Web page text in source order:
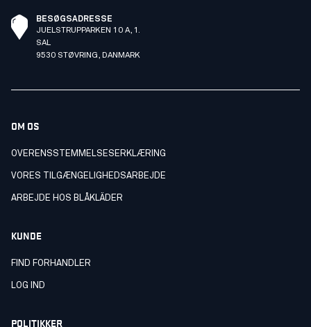
BESØGSADRESSE
JUELSTRUPPARKEN 10 A, 1.
SAL
9530 STØVRING, DANMARK
OM OS
OVERENSSTEMMELSESERKLÆRING
VORES TILGÆNGELIGHEDSARBEJDE
ARBEJDE HOS BLÅKLÄDER
KUNDE
FIND FORHANDLER
LOG IND
POLITIKKER